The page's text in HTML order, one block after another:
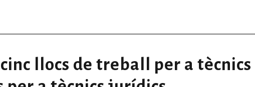
cinc llocs de treball per a tècnics